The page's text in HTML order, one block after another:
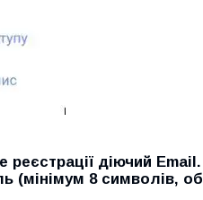
реєстрації діючий Email.
(мінімум 8 символів,